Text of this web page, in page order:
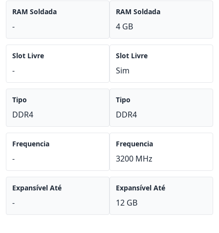
RAM Soldada
-
Slot Livre
-
Tipo
DDR4
Frequencia
-
Expansível Até
-
RAM Soldada
4 GB
Slot Livre
Sim
Tipo
DDR4
Frequencia
3200 MHz
Expansível Até
12 GB